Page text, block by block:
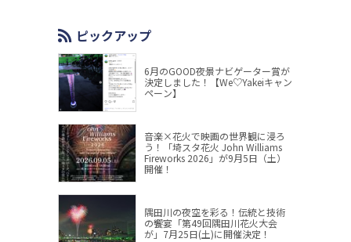
ピックアップ
6月のGOOD夜景ナビゲーター賞が
決定しました！【We♡Yakeiキャン
ペーン】
音楽×花火で映画の世界観に浸ろ
う！「埼スタ花火 John Williams
Fireworks 2026」が9月5日（土）
開催！
隅田川の夜空を彩る！伝統と技術
の饗宴「第49回隅田川花火大会
が」7月25日(土)に開催決定！